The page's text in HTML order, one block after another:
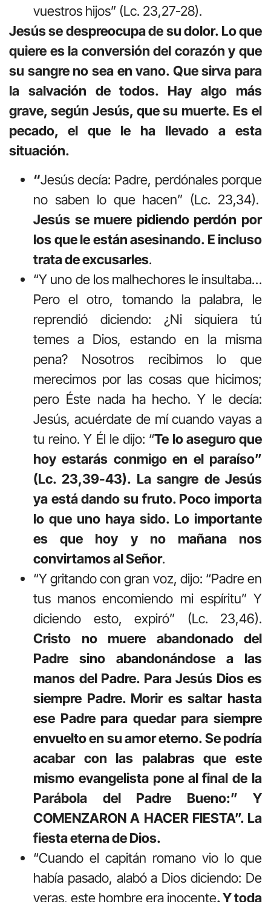
vuestros hijos” (Lc. 23,27-28).
Jesús se despreocupa de su dolor. Lo que
quiere es la conversión del corazón y que
su sangre no sea en vano. Que sirva para
la salvación de todos. Hay algo más
grave, según Jesús, que su muerte. Es el
pecado, el que le ha llevado a esta
situación.
“Jesús decía: Padre, perdónales porque
no saben lo que hacen” (Lc. 23,34).
Jesús se muere pidiendo perdón por
los que le están asesinando. E incluso
trata de excusarles.
“Y uno de los malhechores le insultaba…
Pero el otro, tomando la palabra, le
reprendió diciendo: ¿Ni siquiera tú
temes a Dios, estando en la misma
pena? Nosotros recibimos lo que
merecimos por las cosas que hicimos;
pero Éste nada ha hecho. Y le decía:
Jesús, acuérdate de mí cuando vayas a
tu reino. Y Él le dijo: “Te lo aseguro que
hoy estarás conmigo en el paraíso”
(Lc. 23,39-43). La sangre de Jesús
ya está dando su fruto. Poco importa
lo que uno haya sido. Lo importante
es que hoy y no mañana nos
convirtamos al Señor.
“Y gritando con gran voz, dijo: “Padre en
tus manos encomiendo mi espíritu” Y
diciendo esto, expiró” (Lc. 23,46).
Cristo no muere abandonado del
Padre sino abandonándose a las
manos del Padre. Para Jesús Dios es
siempre Padre. Morir es saltar hasta
ese Padre para quedar para siempre
envuelto en su amor eterno. Se podría
acabar con las palabras que este
mismo evangelista pone al final de la
Parábola del Padre Bueno:” Y
COMENZARON A HACER FIESTA”. La
fiesta eterna de Dios.
“Cuando el capitán romano vio lo que
había pasado, alabó a Dios diciendo: De
veras, este hombre era inocente. Y toda